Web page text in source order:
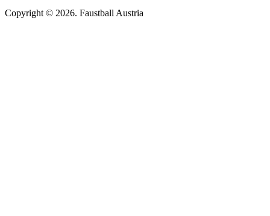
Copyright © 2026. Faustball Austria